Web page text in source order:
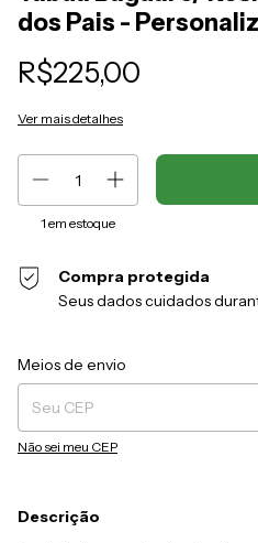
dos Pais -
R$225,00
Ver mais detalhes
1 em estoque
Compra protegida
Seus dados cuidados
Entregas para o CEP:
Meios de envio
Não sei meu CEP
Descrição